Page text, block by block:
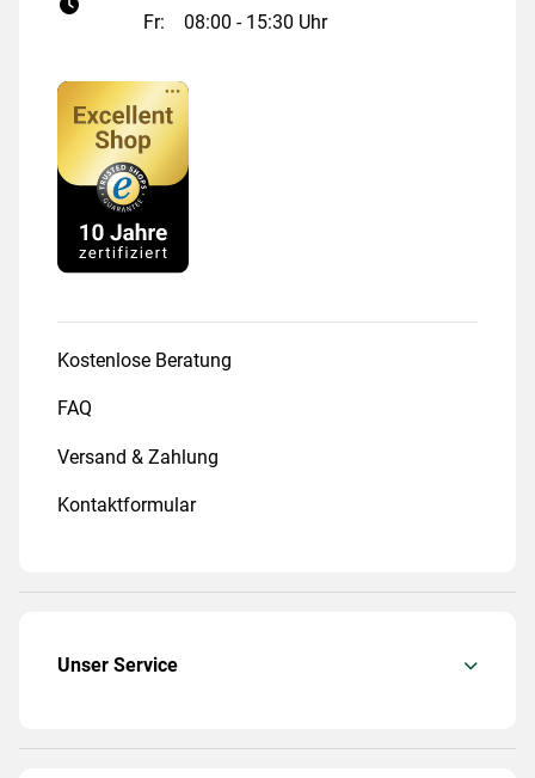
Fr:
08:00 - 15:30 Uhr
Kostenlose Beratung
FAQ
Versand & Zahlung
Kontaktformular
Unser Service